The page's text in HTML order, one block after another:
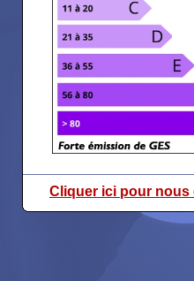
Cliquer ici pour nous